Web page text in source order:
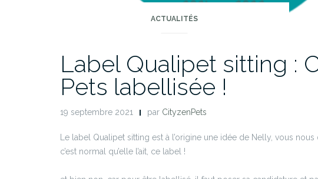
ACTUALITÉS
Label Qualipet sitting :
Pets labellisée !
19 septembre 2021 par CityzenPets
Le label Qualipet sitting est à l’origine une idée de Nelly, vous nous
c’est normal qu’elle l’ait, ce label !